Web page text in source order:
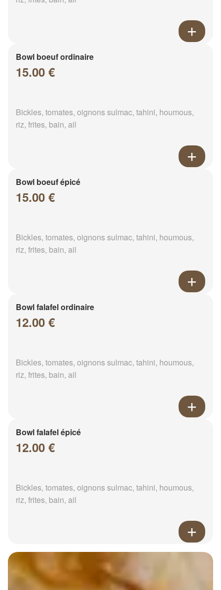
Bowl boeuf ordinaire
15.00 €
Bickles, tomates, oignons sulmac, tahini, houmous,
riz, frites, bain, ail
Bowl boeuf épicé
15.00 €
Bickles, tomates, oignons sulmac, tahini, houmous,
riz, frites, bain, ail
Bowl falafel ordinaire
12.00 €
Bickles, tomates, oignons sulmac, tahini, houmous,
riz, frites, bain, ail
Bowl falafel épicé
12.00 €
Bickles, tomates, oignons sulmac, tahini, houmous,
riz, frites, bain, ail